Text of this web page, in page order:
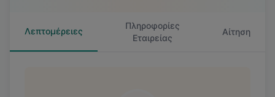
Λεπτομέρειες
Πληροφορίες
Εταιρείας
Αίτηση